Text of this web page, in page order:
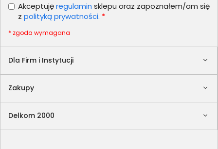
Dla Firm i Instytucji
Zakupy
Delkom 2000
Akceptujęregulamin sklepu oraz zapoznałem/am się
z polityką prywatności. *
* zgoda wymagana